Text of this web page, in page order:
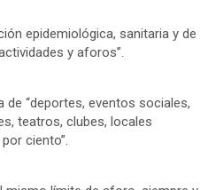
epidemiológica, sanitaria y de
y aforos”.
“deportes, eventos sociales,
teatros, clubes, locales
ciento”.